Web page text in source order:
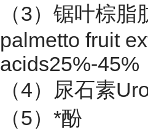
（3）锯叶棕脂
palmetto fruit
acids25%-45%
（4）尿石素
（5）*酚